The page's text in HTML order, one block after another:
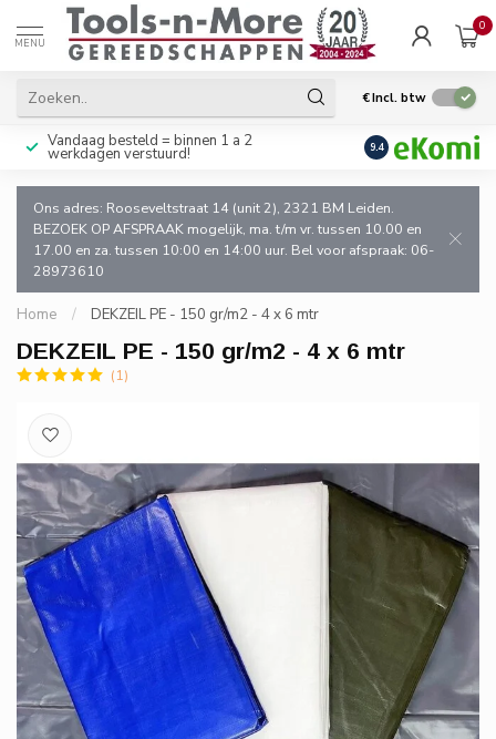
MENU
0
€Incl. btw
Vandaag besteld = binnen 1 a 2
werkdagen verstuurd!
Uitsluitend goede
en de vakman!
9.4
Ons adres: Rooseveltstraat 14 (unit 2), 2321 BM Leiden.
BEZOEK OP AFSPRAAK mogelijk, ma. t/m vr. tussen 10.00 en
17.00 en za. tussen 10:00 en 14:00 uur. Bel voor afspraak: 06-
28973610
Home / DEKZEIL PE - 150 gr/m2 - 4 x 6 mtr
DEKZEIL PE - 150 gr/m2 - 4 x 6 mtr
(1)